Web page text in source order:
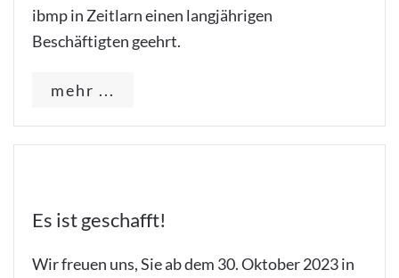
ibmp in Zeitlarn einen langjährigen
Beschäftigten geehrt.
mehr ...
Es ist geschafft!
Wir freuen uns, Sie ab dem 30. Oktober 2023 in